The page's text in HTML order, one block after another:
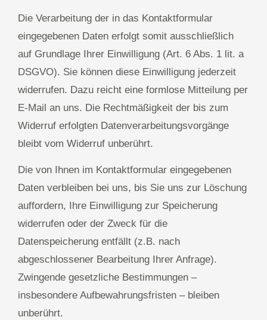
Die Verarbeitung der in das Kontaktformular
eingegebenen Daten erfolgt somit ausschließlich
auf Grundlage Ihrer Einwilligung (Art. 6 Abs. 1 lit. a
DSGVO). Sie können diese Einwilligung jederzeit
widerrufen. Dazu reicht eine formlose Mitteilung per
E-Mail an uns. Die Rechtmäßigkeit der bis zum
Widerruf erfolgten Datenverarbeitungsvorgänge
bleibt vom Widerruf unberührt.
Die von Ihnen im Kontaktformular eingegebenen
Daten verbleiben bei uns, bis Sie uns zur Löschung
auffordern, Ihre Einwilligung zur Speicherung
widerrufen oder der Zweck für die
Datenspeicherung entfällt (z.B. nach
abgeschlossener Bearbeitung Ihrer Anfrage).
Zwingende gesetzliche Bestimmungen –
insbesondere Aufbewahrungsfristen – bleiben
unberührt.